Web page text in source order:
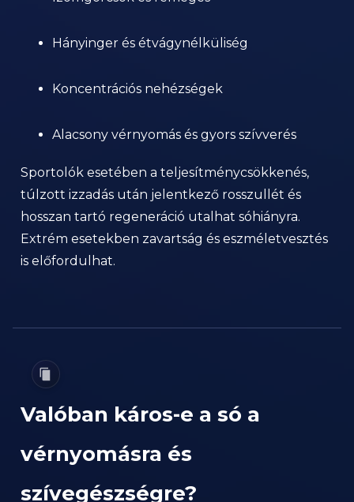
Hányinger és étvágynélküliség
Koncentrációs nehézségek
Alacsony vérnyomás és gyors szívverés
Sportolók esetében a teljesítménycsökkenés,
túlzott izzadás után jelentkező rosszullét és
hosszan tartó regeneráció utalhat sóhiányra.
Extrém esetekben zavartság és eszméletvesztés
is előfordulhat.
Valóban káros-e a só a
vérnyomásra és
szívegészségre?